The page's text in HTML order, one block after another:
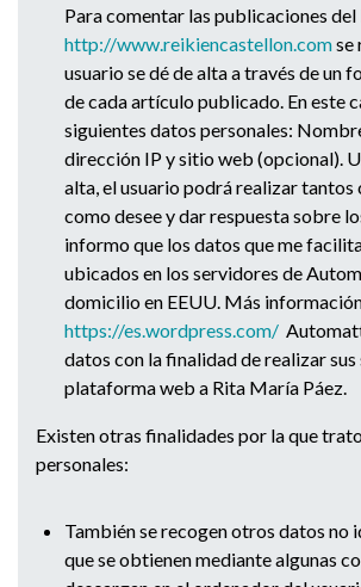
Para comentar las publicaciones
http://www.reikiencastellon.comse
usuario se dé de alta a través de un
de cada artículo publicado. En este
siguientes datos personales:
dirección IP y sitio web (opcional).
alta, el usuario podrá realizar tantos
como desee y dar respuesta sobre
informo que los datos que me
ubicados en los servidores de
domicilio en EEUU. Más
https://es.wordpress.com/
datos con la finalidad de realizar
plataforma web a Rita María Páez.
Existen otras finalidades por la que
personales:
También se recogen otros datos no
que se obtienen mediante algunas